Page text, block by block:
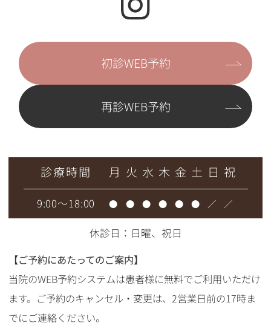
初診WEB予約
再診WEB予約
診療時間 月 火 水 木 金 土 日 祝
9:00～18:00 ● ● ● ● ● ● ／ ／
休診日：日曜、祝日
【ご予約にあたってのご案内】
当院のWEB予約システムは患者様に無料でご利用いただけ
ます。ご予約のキャンセル・変更は、2営業日前の17時ま
でにご連絡ください。